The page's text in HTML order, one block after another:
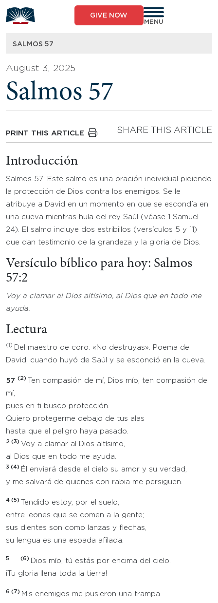
to
content
GIVE NOW
MENU
SALMOS 57
August 3, 2025
Salmos 57
PRINT THIS ARTICLE SHARE THIS ARTICLE
Introducción
Salmos 57: Este salmo es una oración individual pidiendo
la protección de Dios contra los enemigos. Se le
atribuye a David en un momento en que se escondía en
una cueva mientras huía del rey Saúl (véase 1 Samuel
24). El salmo incluye dos estribillos (versículos 5 y 11)
que dan testimonio de la grandeza y la gloria de Dios.
Versículo bíblico para hoy: Salmos
57:2
Voy a clamar al Dios altísimo, al Dios que en todo me
ayuda.
Lectura
(1)
Del maestro de coro. «No destruyas». Poema de
David, cuando huyó de Saúl y se escondió en la cueva.
57 (2)
Ten compasión de mí, Dios mío, ten compasión de
mí,
pues en ti busco protección.
Quiero protegerme debajo de tus alas
hasta que el peligro haya pasado.
2 (3) Voy a clamar al Dios altísimo,
al Dios que en todo me ayuda.
3 (4) Él enviará desde el cielo su amor y su verdad,
y me salvará de quienes con rabia me persiguen.
4 (5)
Tendido estoy, por el suelo,
entre leones que se comen a la gente;
sus dientes son como lanzas y flechas,
su lengua es una espada afilada.
5 (6)
Dios mío, tú estás por encima del cielo.
¡Tu gloria llena toda la tierra!
6 (7) Mis enemigos me pusieron una trampa